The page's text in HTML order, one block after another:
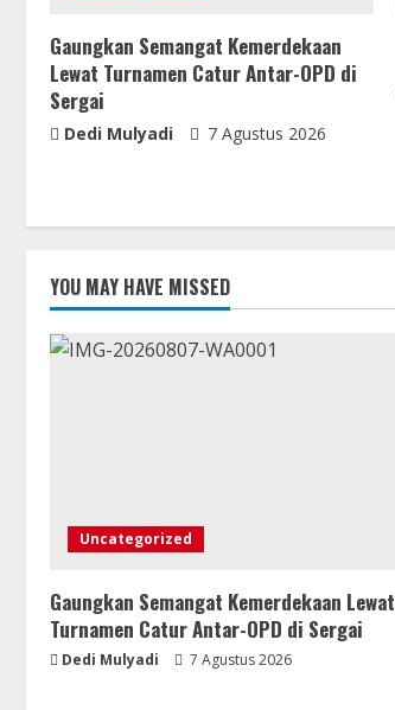
Gaungkan Semangat Kemerdekaan
Lewat Turnamen Catur Antar-OPD di
Sergai
Dedi Mulyadi 7 Agustus 2026
YOU MAY HAVE MISSED
Uncategorized
Gaungkan Semangat Kemerdekaan Lewat
Turnamen Catur Antar-OPD di Sergai
Dedi Mulyadi 7 Agustus 2026